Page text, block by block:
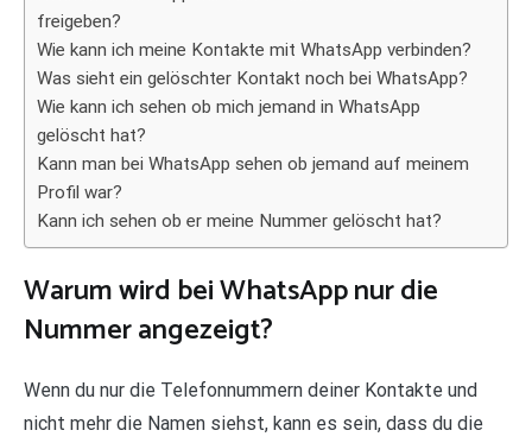
freigeben?
Wie kann ich meine Kontakte mit WhatsApp verbinden?
Was sieht ein gelöschter Kontakt noch bei WhatsApp?
Wie kann ich sehen ob mich jemand in WhatsApp
gelöscht hat?
Kann man bei WhatsApp sehen ob jemand auf meinem
Profil war?
Kann ich sehen ob er meine Nummer gelöscht hat?
Warum wird bei WhatsApp nur die
Nummer angezeigt?
Wenn du nur die Telefonnummern deiner Kontakte und
nicht mehr die Namen siehst, kann es sein, dass du die